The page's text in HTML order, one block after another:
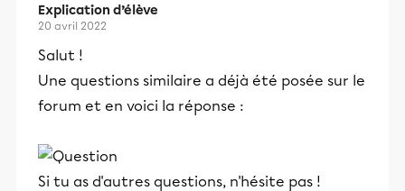
Explication d’élève
20 avril 2022
Salut !
Une questions similaire a déjà été posée sur le
forum et en voici la réponse :
Si tu as d'autres questions, n'hésite pas !